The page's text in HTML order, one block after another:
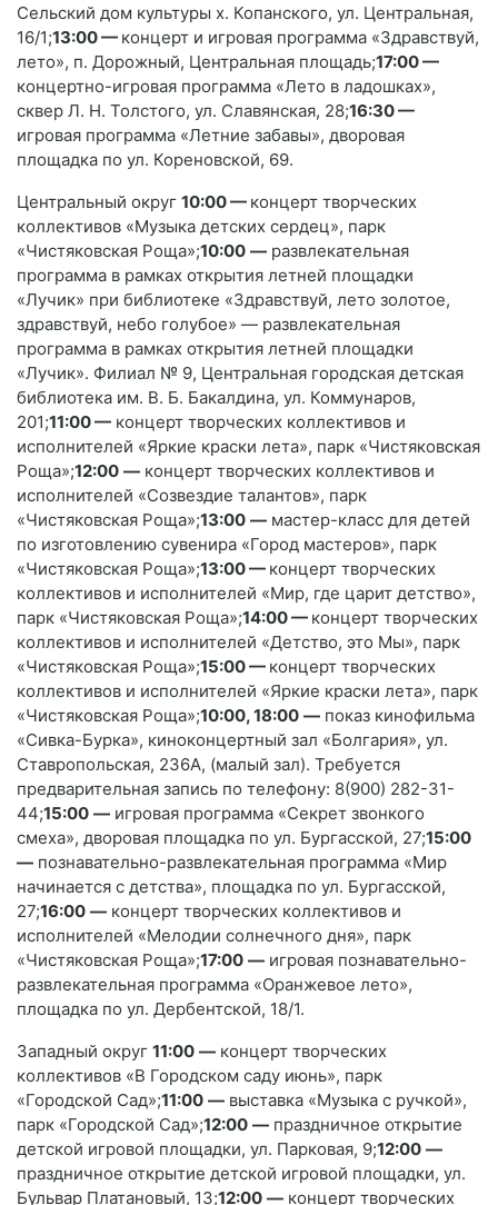
Сельский дом культуры х. Копанского, ул. Центральная,
16/1;13:00 — концерт и игровая программа «Здравствуй,
лето», п. Дорожный, Центральная площадь;17:00—
концертно-игровая программа «Лето в ладошках»,
сквер Л. Н. Толстого, ул. Славянская, 28;16:30—
игровая программа «Летние забавы», дворовая
площадка по ул. Кореновской, 69.
Центральный округ 10:00— концерт творческих
коллективов «Музыка детских сердец», парк
«Чистяковская Роща»;10:00 — развлекательная
программа в рамках открытия летней площадки
«Лучик» при библиотеке «Здравствуй, лето золотое,
здравствуй, небо голубое» — развлекательная
программа в рамках открытия летней площадки
«Лучик». Филиал № 9, Центральная городская детская
библиотека им. В. Б. Бакалдина, ул. Коммунаров,
201;11:00— концерт творческих коллективов и
исполнителей «Яркие краски лета», парк «Чистяковская
Роща»;12:00 — концерт творческих коллективов и
исполнителей «Созвездие талантов», парк
«Чистяковская Роща»;13:00 — мастер-класс для детей
по изготовлению сувенира «Город мастеров», парк
«Чистяковская Роща»;13:00— концерт творческих
коллективов и исполнителей «Мир, где царит детство»,
парк «Чистяковская Роща»;14:00— концерт творческих
коллективов и исполнителей «Детство, это Мы», парк
«Чистяковская Роща»;15:00— концерт творческих
коллективов и исполнителей «Яркие краски лета», парк
«Чистяковская Роща»;10:00, 18:00 — показ кинофильма
«Сивка-Бурка», киноконцертный зал «Болгария», ул.
Ставропольская, 236А, (малый зал). Требуется
предварительная запись по телефону: 8(900) 282-31-
44;15:00 — игровая программа «Секрет звонкого
смеха», дворовая площадка по ул. Бургасской, 27;15:00
— познавательно-развлекательная программа «Мир
начинается с детства», площадка по ул. Бургасской,
27;16:00 — концерт творческих коллективов и
исполнителей «Мелодии солнечного дня», парк
«Чистяковская Роща»;17:00 — игровая познавательно-
развлекательная программа «Оранжевое лето»,
площадка по ул. Дербентской, 18/1.
Западный округ 11:00 — концерт творческих
коллективов «В Городском саду июнь», парк
«Городской Сад»;11:00 — выставка «Музыка с ручкой»,
парк «Городской Сад»;12:00 — праздничное открытие
детской игровой площадки, ул. Парковая, 9;12:00 —
праздничное открытие детской игровой площадки, ул.
Бульвар Платановый, 13;12:00 — концерт творческих